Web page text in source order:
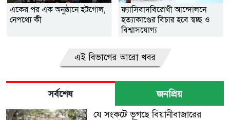
একের পর এক অনুষ্ঠানে হট্টগোল,
নেপথ্যে কী
ফ্যাসিবাদবিরোধী আন্দোলনে
হত্যাকাণ্ডের বিচার হবে স্বচ্ছ ও
বিশ্বাসযোগ্য
এই বিভাগের আরো খবর
সর্বশেষ জনপ্রিয়
যে সংকটে ভূগছে বিয়ানীবাজারের